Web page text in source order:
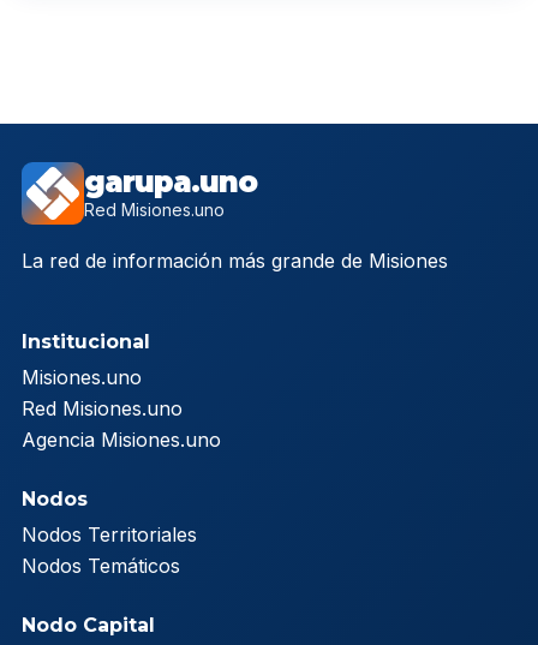
garupa.uno
Red Misiones.uno
La red de información más grande de Misiones
Institucional
Misiones.uno
Red Misiones.uno
Agencia Misiones.uno
Nodos
Nodos Territoriales
Nodos Temáticos
Nodo Capital